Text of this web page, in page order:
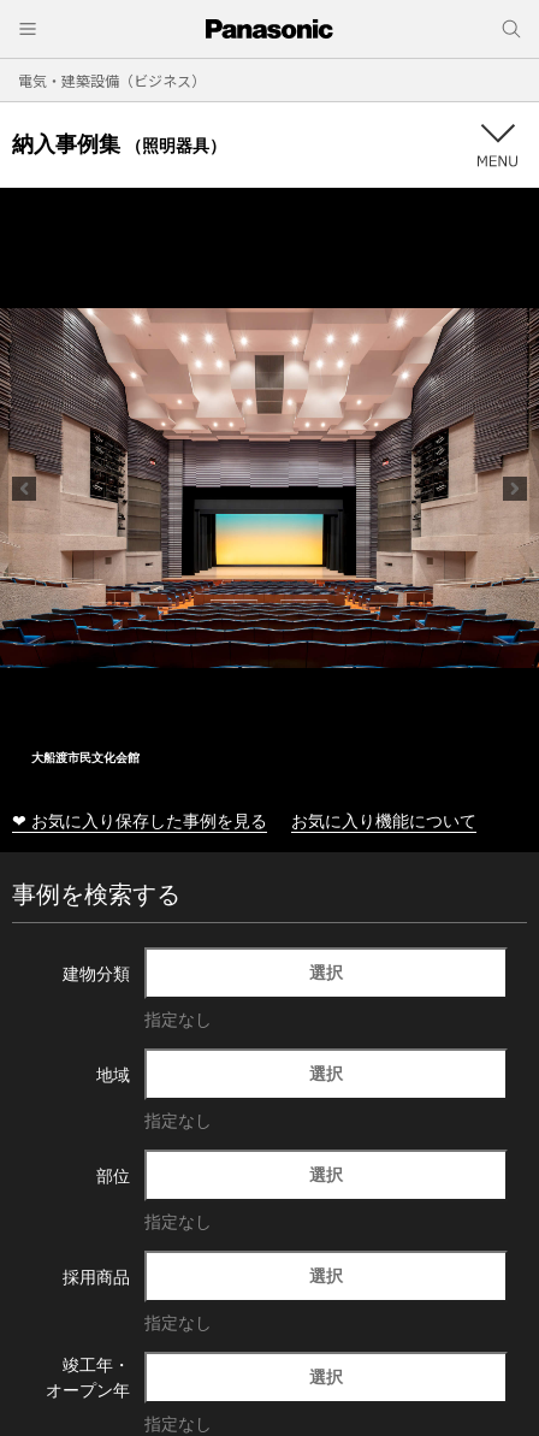
電気・建築設備（ビジネス）
納入事例集 （照明器具）
大船渡市民文化会館
❤ お気に入り保存した事例を見る お気に入り機能について
事例を検索する
建物分類 選択
指定なし
地域 選択
指定なし
部位 選択
指定なし
採用商品 選択
指定なし
竣工年・
オープン年
選択
指定なし